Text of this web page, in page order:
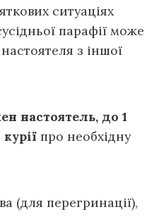
ситуаціях
парафії може
з іншої
настоятель, до 1
про необхідну
(для перегринації),